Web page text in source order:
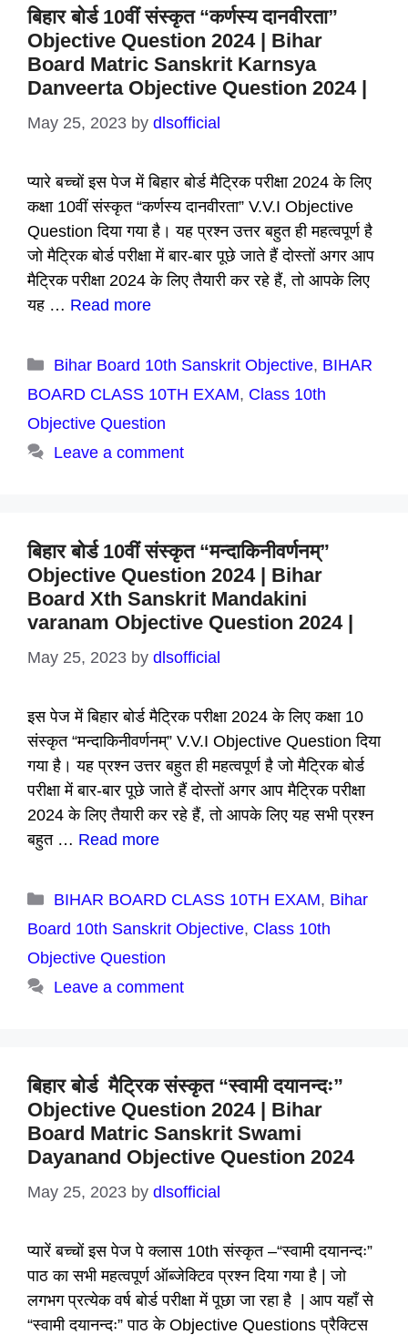
बिहार बोर्ड 10वीं संस्कृत “कर्णस्य दानवीरता”
Objective Question 2024 | Bihar
Board Matric Sanskrit Karnsya
Danveerta Objective Question 2024 |
May 25, 2023 by dlsofficial
प्यारे बच्चों इस पेज में बिहार बोर्ड मैट्रिक परीक्षा 2024 के लिए
कक्षा 10वीं संस्कृत “कर्णस्य दानवीरता” V.V.I Objective
Question दिया गया है। यह प्रश्न उत्तर बहुत ही महत्वपूर्ण है
जो मैट्रिक बोर्ड परीक्षा में बार-बार पूछे जाते हैं दोस्तों अगर आप
मैट्रिक परीक्षा 2024 के लिए तैयारी कर रहे हैं, तो आपके लिए
यह … Read more
Categories
Bihar Board 10th Sanskrit Objective, BIHAR
BOARD CLASS 10TH EXAM, Class 10th
Objective Question
Leave a comment
बिहार बोर्ड 10वीं संस्कृत “मन्दाकिनीवर्णनम्”
Objective Question 2024 | Bihar
Board Xth Sanskrit Mandakini
varanam Objective Question 2024 |
May 25, 2023 by dlsofficial
इस पेज में बिहार बोर्ड मैट्रिक परीक्षा 2024 के लिए कक्षा 10
संस्कृत “मन्दाकिनीवर्णनम्” V.V.I Objective Question दिया
गया है। यह प्रश्न उत्तर बहुत ही महत्वपूर्ण है जो मैट्रिक बोर्ड
परीक्षा में बार-बार पूछे जाते हैं दोस्तों अगर आप मैट्रिक परीक्षा
2024 के लिए तैयारी कर रहे हैं, तो आपके लिए यह सभी प्रश्न
बहुत … Read more
Categories
BIHAR BOARD CLASS 10TH EXAM, Bihar
Board 10th Sanskrit Objective, Class 10th
Objective Question
Leave a comment
बिहार बोर्ड मैट्रिक संस्कृत “स्वामी दयानन्दः”
Objective Question 2024 | Bihar
Board Matric Sanskrit Swami
Dayanand Objective Question 2024
May 25, 2023 by dlsofficial
प्यारें बच्चों इस पेज पे क्लास 10th संस्कृत –“स्वामी दयानन्दः”
पाठ का सभी महत्वपूर्ण ऑब्जेक्टिव प्रश्न दिया गया है | जो
लगभग प्रत्येक वर्ष बोर्ड परीक्षा में पूछा जा रहा है | आप यहाँ से
“स्वामी दयानन्दः” पाठ के Objective Questions प्रैक्टिस